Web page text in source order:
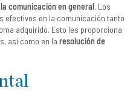
comunicación en general. Los
efectivos en la comunicación tanto
adquirido. Esto les proporciona
así como en la resolución de